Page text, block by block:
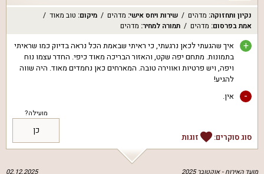
נקיון ותחזוקה: מדהים שירות ויחס אישי: מדהים מיקום: טוב מאוד
אמת בפרסום: מדהים תמורה למחיר: מדהים
+
איך שהגעתי לכאן נרגעתי, כי ראיתי שבאמת הכל נראה בדיוק כמו שראיתי
בתמונות. מתחם יפה שקט, והאזור הבריכה מאוד כיפי. החדר עצמו נוח
ויפה, ויש פרטיות ואווירה טובה. המארחים כאן נחמדים מאוד. היה שווה
להגיע!
- אין.
סוג סוקרים: זוגות
מועילה?
כן
מועד האירוח -אוקטובר 2025 02.12.2025